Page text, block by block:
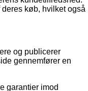
køb, hvilket også
og publicerer
gennemfører en
garantier imod